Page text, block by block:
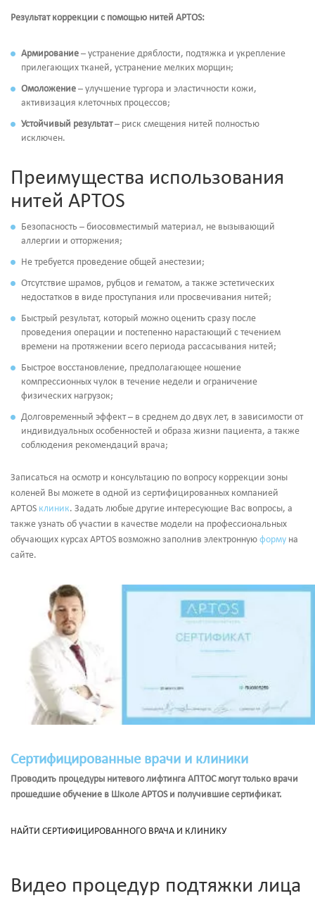
Результат коррекции с помощью нитей APTOS:
Армирование – устранение дряблости, подтяжка и укрепление
прилегающих тканей, устранение мелких морщин;
Омоложение – улучшение тургора и эластичности кожи,
активизация клеточных процессов;
Устойчивый результат– риск смещения нитей полностью
исключен.
Преимущества использования
нитей APTOS
Безопасность – биосовместимый материал, не вызывающий
аллергии и отторжения;
Не требуется проведение общей анестезии;
Отсутствие шрамов, рубцов и гематом, а также эстетических
недостатков в виде проступания или просвечивания нитей;
Быстрый результат, который можно оценить сразу после
проведения операции и постепенно нарастающий с течением
времени на протяжении всего периода рассасывания нитей;
Быстрое восстановление, предполагающее ношение
компрессионных чулок в течение недели и ограничение
физических нагрузок;
Долговременный эффект – в среднем до двух лет, в зависимости от
индивидуальных особенностей и образа жизни пациента, а также
соблюдения рекомендаций врача;
Записаться на осмотр и консультацию по вопросу коррекции зоны
коленей Вы можете в одной из сертифицированных компанией
APTOS клиник. Задать любые другие интересующие Вас вопросы, а
также узнать об участии в качестве модели на профессиональных
обучающих курсах APTOS возможно заполнив электронную форму на
сайте.
Сертифицированные врачи и клиники
Проводить процедуры нитевого лифтинга АПТОС могут только врачи
прошедшие обучение в Школе APTOS и получившие сертификат.
НАЙТИ СЕРТИФИЦИРОВАННОГО ВРАЧА И КЛИНИКУ
Видео процедур подтяжки лица